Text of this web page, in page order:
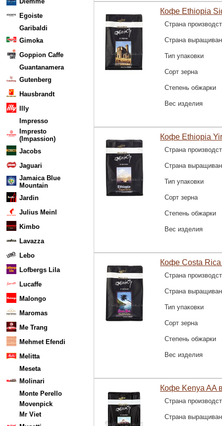
Egoiste
Garibaldi
Gimoka
Goppion Caffe
Guantanamera
Gutenberg
Hausbrandt
Illy
Impresso
Impresto
(Impassion)
Jacobs
Jaguari
Jamaica Blue
Mountain
Jardin
Julius Meinl
Kimbo
Lavazza
Lebo
Lofbergs Lila
Lucaffe
Malongo
Maromas
Me Trang
Mehmet Efendi
Melitta
Meseta
Molinari
Monte Perello
Movenpick
Mr Viet
Кофе Ethiopia
Страна
Страна
Тип упаковки
Сорт зерна
Степень обжарки
Вес изделия
Кофе Ethiopia
Страна
Страна
Тип упаковки
Сорт зерна
Степень обжарки
Вес изделия
Кофе Costa Rica
Страна
Страна
Тип упаковки
Сорт зерна
Степень обжарки
Вес изделия
Кофе Kenya AA
Страна
Страна